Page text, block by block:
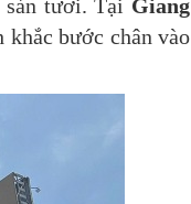
tươi. Tại Giang
bước chân vào